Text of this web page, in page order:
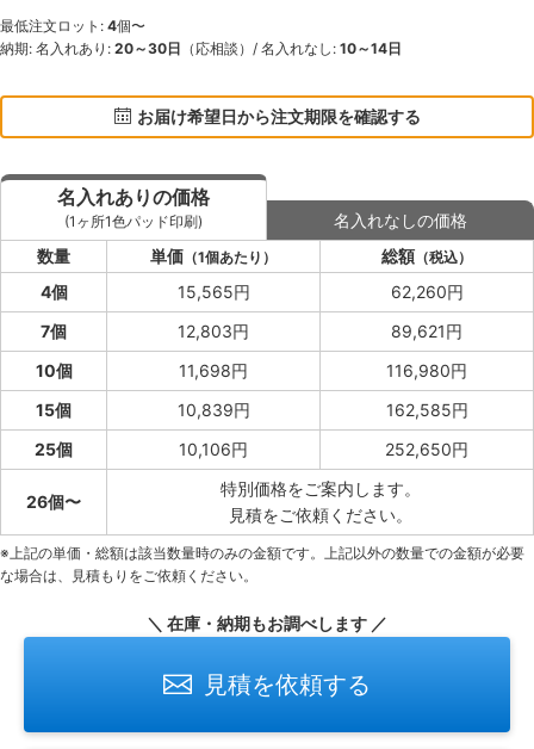
最低注文ロット: 4個〜
納期: 名入れあり: 20～30日 （応相談）/ 名入れなし: 10～14日
お届け希望日から注文期限を確認する
名入れありの価格
(1ヶ所1色パッド印刷)
名入れなしの価格
数量
単価 （1個あたり） 総額 （税込）
4個 15,565円
62,260円
7個
12,803円
89,621円
10個
11,698円
116,980円
15個
10,839円
162,585円
25個
10,106円 252,650円
26個〜
特別価格をご案内します。
見積をご依頼ください。
※上記の単価・総額は該当数量時のみの金額です。上記以外の数量での金額が必要
な場合は、見積もりをご依頼ください。
＼ 在庫・納期もお調べします ／
見積を依頼する